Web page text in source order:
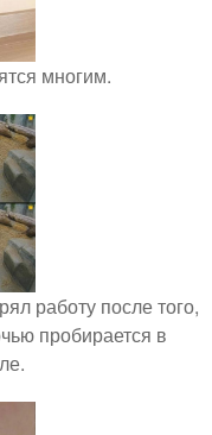
многим.
работу после того,
пробирается в